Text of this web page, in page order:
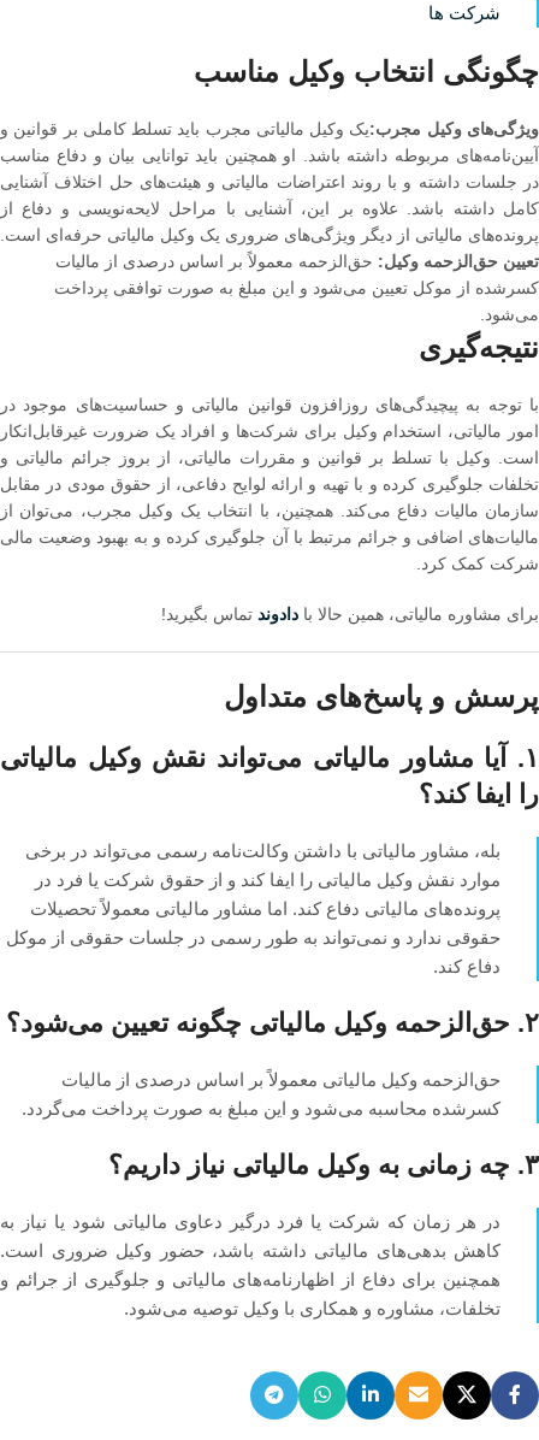
شرکت ها
چگونگی انتخاب وکیل مناسب
ویژگی‌های وکیل مجرب:یک وکیل مالیاتی مجرب باید تسلط کاملی بر قوانین و
آیین‌نامه‌های مربوطه داشته باشد. او همچنین باید توانایی بیان و دفاع مناسب
در جلسات داشته و با روند اعتراضات مالیاتی و هیئت‌های حل اختلاف آشنایی
کامل داشته باشد. علاوه بر این، آشنایی با مراحل لایحه‌نویسی و دفاع از
پرونده‌های مالیاتی از دیگر ویژگی‌های ضروری یک وکیل مالیاتی حرفه‌ای است.
تعیین حق‌الزحمه وکیل: حق‌الزحمه معمولاً بر اساس درصدی از مالیات
کسرشده از موکل تعیین می‌شود و این مبلغ به صورت توافقی پرداخت
می‌شود.
نتیجه‌گیری
با توجه به پیچیدگی‌های روزافزون قوانین مالیاتی و حساسیت‌های موجود در
امور مالیاتی، استخدام وکیل برای شرکت‌ها و افراد یک ضرورت غیرقابل‌انکار
است. وکیل با تسلط بر قوانین و مقررات مالیاتی، از بروز جرائم مالیاتی و
تخلفات جلوگیری کرده و با تهیه و ارائه لوایح دفاعی، از حقوق مودی در مقابل
سازمان مالیات دفاع می‌کند. همچنین، با انتخاب یک وکیل مجرب، می‌توان از
مالیات‌های اضافی و جرائم مرتبط با آن جلوگیری کرده و به بهبود وضعیت مالی
شرکت کمک کرد.
برای مشاوره مالیاتی، همین حالا با دادوند تماس بگیرید!
پرسش و پاسخ‌های متداول
۱. آیا مشاور مالیاتی می‌تواند نقش وکیل مالیاتی
را ایفا کند؟
بله، مشاور مالیاتی با داشتن وکالت‌نامه رسمی می‌تواند در برخی
موارد نقش وکیل مالیاتی را ایفا کند و از حقوق شرکت یا فرد در
پرونده‌های مالیاتی دفاع کند. اما مشاور مالیاتی معمولاً تحصیلات
حقوقی ندارد و نمی‌تواند به طور رسمی در جلسات حقوقی از موکل
دفاع کند.
۲. حق‌الزحمه وکیل مالیاتی چگونه تعیین می‌شود؟
حق‌الزحمه وکیل مالیاتی معمولاً بر اساس درصدی از مالیات
کسرشده محاسبه می‌شود و این مبلغ به صورت پرداخت می‌گردد.
۳. چه زمانی به وکیل مالیاتی نیاز داریم؟
در هر زمان که شرکت یا فرد درگیر دعاوی مالیاتی شود یا نیاز به
کاهش بدهی‌های مالیاتی داشته باشد، حضور وکیل ضروری است.
همچنین برای دفاع از اظهارنامه‌های مالیاتی و جلوگیری از جرائم و
تخلفات، مشاوره و همکاری با وکیل توصیه می‌شود.